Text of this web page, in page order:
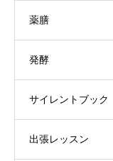
薬膳
発酵
サイレントブック
出張レッスン